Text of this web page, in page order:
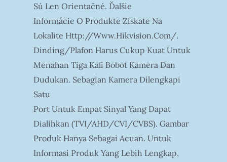
Sú Len Orientačné. Ďalšie
Informácie O Produkte Získate Na
Lokalite Http://www.hikvision.com/.
Dinding/plafon Harus Cukup Kuat Untuk
Menahan Tiga Kali Bobot Kamera Dan
Dudukan. Sebagian Kamera Dilengkapi
Satu
Port Untuk Empat Sinyal Yang Dapat
Dialihkan (TVI/AHD/CVI/CVBS). Gambar
Produk Hanya Sebagai Acuan. Untuk
Informasi Produk Yang Lebih Lengkap,